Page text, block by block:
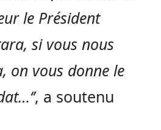
le Président
si vous nous
on vous donne le
, a soutenu